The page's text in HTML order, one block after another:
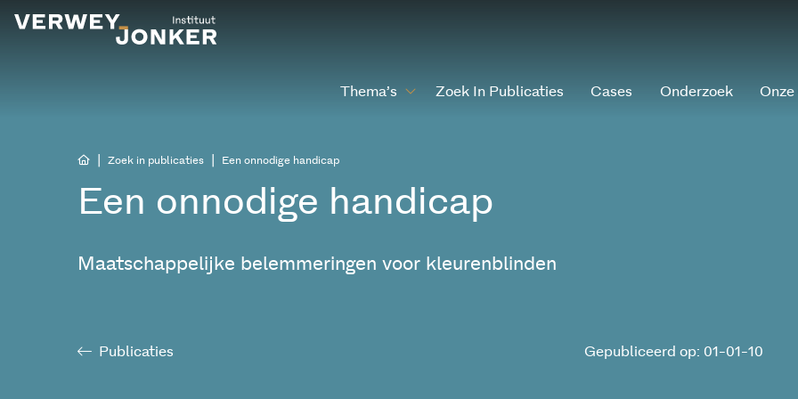
Thema’s Zoek In Publicaties Cases Onderzoek
Zoek in publicaties Een onnodige handicap
Een onnodige handicap
Maatschappelijke belemmeringen voor kleurenblinden
Publicaties Gepubliceerd op: 01-01-10